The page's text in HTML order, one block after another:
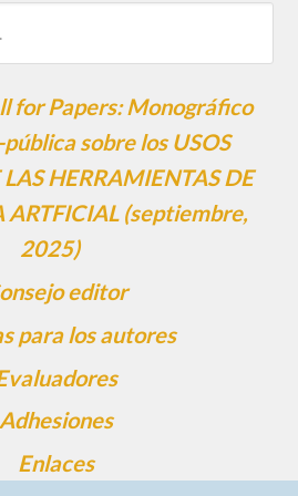
for Papers: Monográfico
sobre los USOS
HERRAMIENTAS DE
ARTFICIAL (septiembre,
2025)
editor
para los autores
Adhesiones
Enlaces